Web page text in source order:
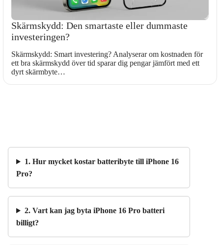
Skärmskydd: Den smartaste eller dummaste
investeringen?
Skärmskydd: Smart investering? Analyserar om kostnaden för
ett bra skärmskydd över tid sparar dig pengar jämfört med ett
dyrt skärmbyte…
1. Hur mycket kostar batteribyte till iPhone 16
Pro?
2. Vart kan jag byta iPhone 16 Pro batteri
billigt?